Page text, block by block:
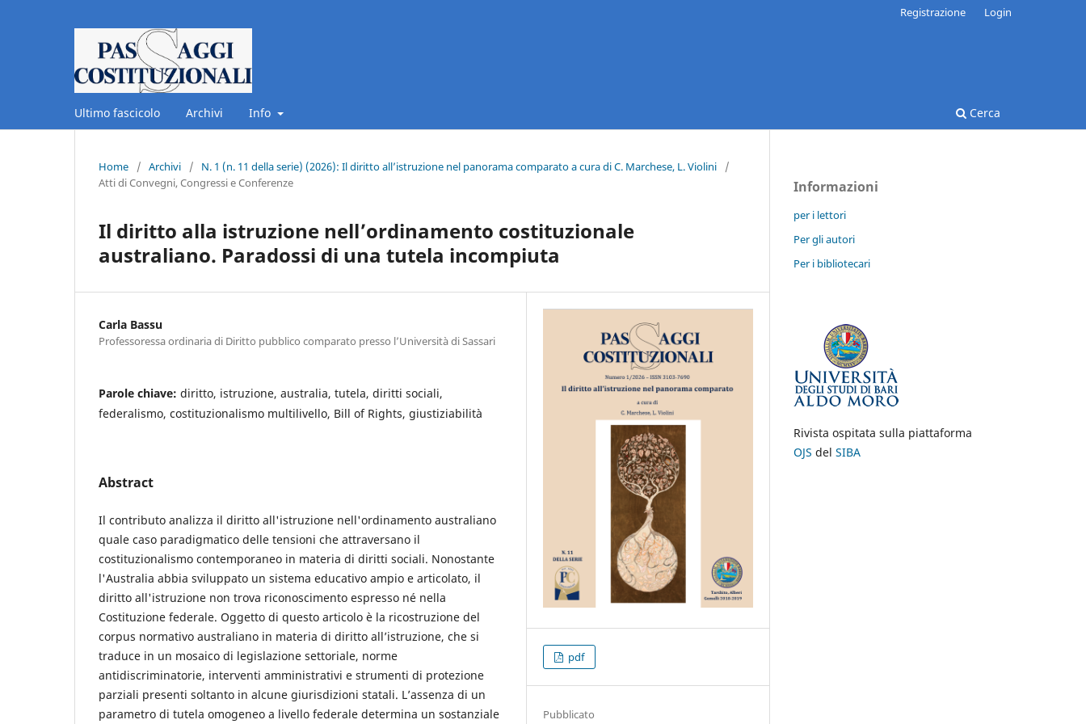
Ultimo fascicolo Archivi Info Cerca
Registrazione Login
Home / Archivi / N. 1 (n. 11 della serie) (2026): Il diritto all’istruzione nel panorama comparato a cura di C. Marchese, L. Violini
/
Atti di Convegni, Congressi e Conferenze
Il diritto alla istruzione nell’ordinamento costituzionale
australiano. Paradossi di una tutela incompiuta
Carla Bassu
Professoressa ordinaria di Diritto pubblico comparato presso l’Università di Sassari
Parole chiave: diritto, istruzione, australia, tutela, diritti sociali,
federalismo, costituzionalismo multilivello, Bill of Rights, giustiziabilità
Abstract
Il contributo analizza il diritto all'istruzione nell'ordinamento australiano
quale caso paradigmatico delle tensioni che attraversano il
costituzionalismo contemporaneo in materia di diritti sociali. Nonostante
l'Australia abbia sviluppato un sistema educativo ampio e articolato, il
diritto all'istruzione non trova riconoscimento espresso né nella
Costituzione federale. Oggetto di questo articolo è la ricostruzione del
corpus normativo australiano in materia di diritto all’istruzione, che si
traduce in un mosaico di legislazione settoriale, norme
antidiscriminatorie, interventi amministrativi e strumenti di protezione
parziali presenti soltanto in alcune giurisdizioni statali. L’assenza di un
parametro di tutela omogeneo a livello federale determina un sostanziale
pdf
Pubblicato
Informazioni
per i lettori
Per gli autori
Per i bibliotecari
Rivista ospitata sulla piattaforma
OJS del SIBA